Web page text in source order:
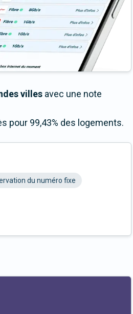
villes avec une note
pour 99,43% des logements.
du numéro fixe